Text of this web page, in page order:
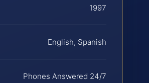
1997
English, Spanish
Phones Answered 24/7